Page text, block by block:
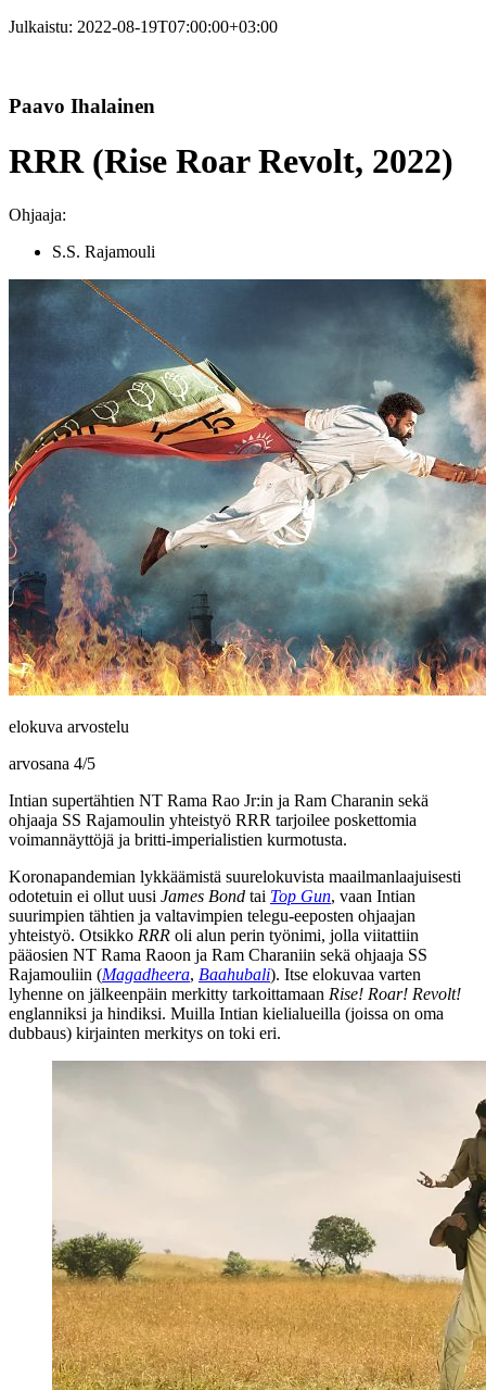
Julkaistu: 2022-08-19T07:00:00+03:00
Paavo Ihalainen
RRR (Rise Roar Revolt, 2022)
Ohjaaja:
S.S. Rajamouli
elokuva arvostelu
arvosana 4/5
Intian supertähtien NT Rama Rao Jr:in ja Ram Charanin sekä
ohjaaja SS Rajamoulin yhteistyö RRR tarjoilee poskettomia
voimannäyttöjä ja britti-imperialistien kurmotusta.
Koronapandemian lykkäämistä suurelokuvista maailmanlaajuisesti
odotetuin ei ollut uusi James Bond tai Top Gun, vaan Intian
suurimpien tähtien ja valtavimpien telegu-eeposten ohjaajan
yhteistyö. Otsikko RRR oli alun perin työnimi, jolla viitattiin
pääosien NT Rama Raoon ja Ram Charaniin sekä ohjaaja SS
Rajamouliin (Magadheera, Baahubali). Itse elokuvaa varten
lyhenne on jälkeenpäin merkitty tarkoittamaan Rise! Roar! Revolt!
englanniksi ja hindiksi. Muilla Intian kielialueilla (joissa on oma
dubbaus) kirjainten merkitys on toki eri.